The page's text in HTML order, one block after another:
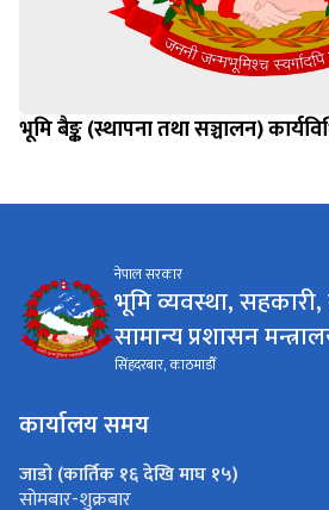
भूमि बैङ्क (स्थापना तथा सञ्चालन)
नेपाल सरकार
भूमि व्यवस्था,
सामान्य प्रशासन
सिंहदरबार, काठमाडौँ
कार्यालय समय
जाडो (कार्तिक १६ देखि माघ १५)
सोमबार-शुक्रबार